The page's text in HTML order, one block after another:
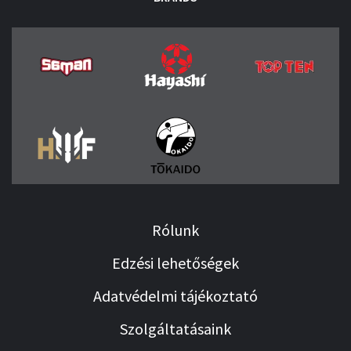
Rólunk
Edzési lehetőségek
Adatvédelmi tájékoztató
Szolgáltatásaink